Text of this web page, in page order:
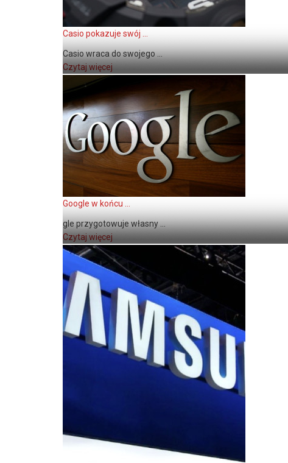
Casio pokazuje swój ...
Casio wraca do swojego ...
Czytaj więcej
Google w końcu ...
gle przygotowuje własny ...
Czytaj więcej